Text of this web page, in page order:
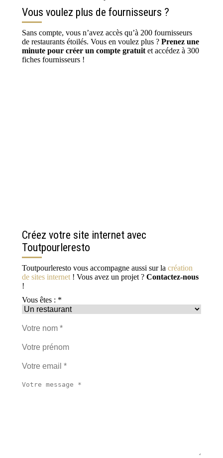
Vous voulez plus de fournisseurs ?
Sans compte, vous n’avez accès qu’à 200 fournisseurs
de restaurants étoilés. Vous en voulez plus ? Prenez une
minute pour créer un compte gratuit et accédez à 300
fiches fournisseurs !
Créez votre site internet avec
Toutpourleresto
Toutpourleresto vous accompagne aussi sur la création
de sites internet ! Vous avez un projet ? Contactez-nous
!
Vous êtes : *